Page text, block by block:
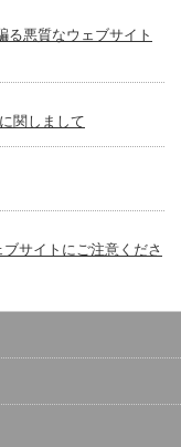
る悪質なウェブサイト
関しまして
サイトにご注意くださ